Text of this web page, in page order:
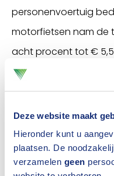
Deze website maakt
Hieronder kunt u
plaatsen. De
verzamelen geen
personenvoertuig
motorfietsen nam de
acht procent tot € 5,5
bedrijfsauto's bleef
gelijk.
Autodieven
Binnen de
verschuivingen